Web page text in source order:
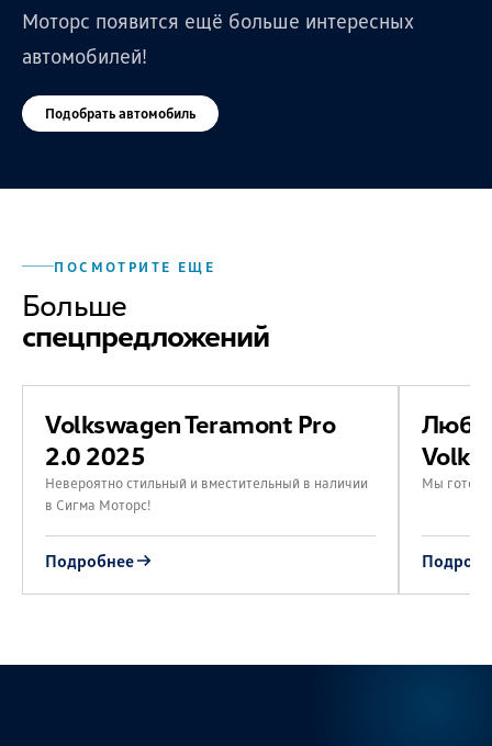
Моторс появится ещё больше интересных
автомобилей!
Подобрать автомобиль
ПОСМОТРИТЕ ЕЩЕ
Больше
спецпредложений
Volkswagen Teramont Pro
2.0 2025
Невероятно стильный и вместительный в наличии
в Сигма Моторс!
Подробнее
Мы